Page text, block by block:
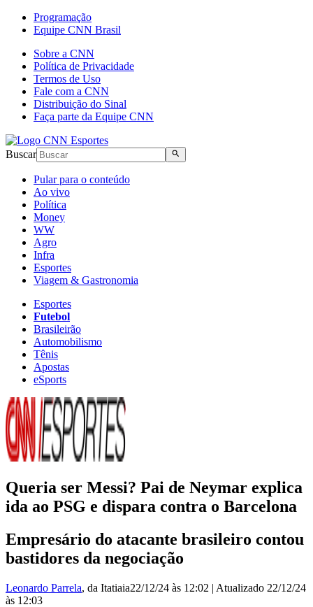
Programação
Equipe CNN Brasil
Sobre a CNN
Política de Privacidade
Termos de Uso
Fale com a CNN
Distribuição do Sinal
Faça parte da Equipe CNN
Buscar
Pular para o conteúdo
Ao vivo
Política
Money
WW
Agro
Infra
Esportes
Viagem & Gastronomia
Esportes
Futebol
Brasileirão
Automobilismo
Tênis
Apostas
eSports
Queria ser Messi? Pai de Neymar explica
ida ao PSG e dispara contra o Barcelona
Empresário do atacante brasileiro contou
bastidores da negociação
Leonardo Parrela, da Itatiaia22/12/24 às 12:02 | Atualizado 22/12/24
às 12:03